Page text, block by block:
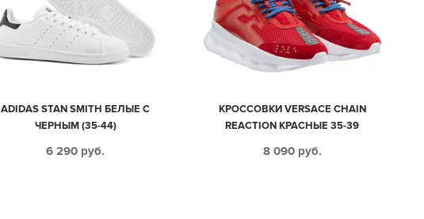
ADIDAS STAN SMITH БЕЛЫЕ С
ЧЕРНЫМ (35-44)
6 290 руб.
КРОССОВКИ VERSACE CHAIN
REACTION КРАСНЫЕ 35-39
8 090 руб.